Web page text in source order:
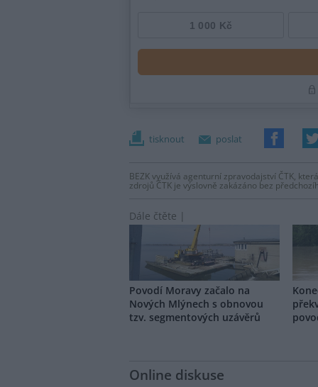
tisknout poslat
BEZK využívá agenturní zpravodajství ČTK,
zdrojů ČTK je výslovně zakázáno bez
Dále čtěte |
Povodí Moravy začalo na
Nových Mlýnech s obnovou
tzv. segmentových uzávěrů
Online diskuse